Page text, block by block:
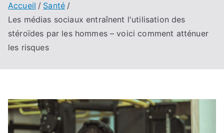
Accueil
Santé
Les médias sociaux entraînent l'utilisation des
stéroïdes par les hommes – voici comment atténuer
les risques